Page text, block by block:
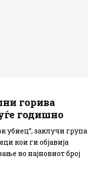
горива
годишно
убиец“, заклучи група
кои ги објавија
во најновиот број